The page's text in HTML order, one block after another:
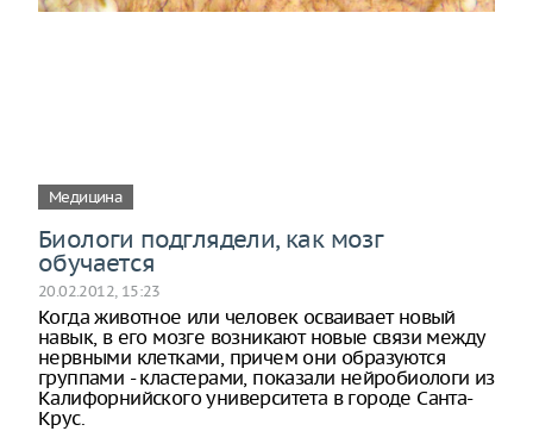
Медицина
Биологи подглядели, как мозг
обучается
20.02.2012, 15:23
Когда животное или человек осваивает новый
навык, в его мозге возникают новые связи между
нервными клетками, причем они образуются
группами - кластерами, показали нейробиологи из
Калифорнийского университета в городе Санта-
Крус.